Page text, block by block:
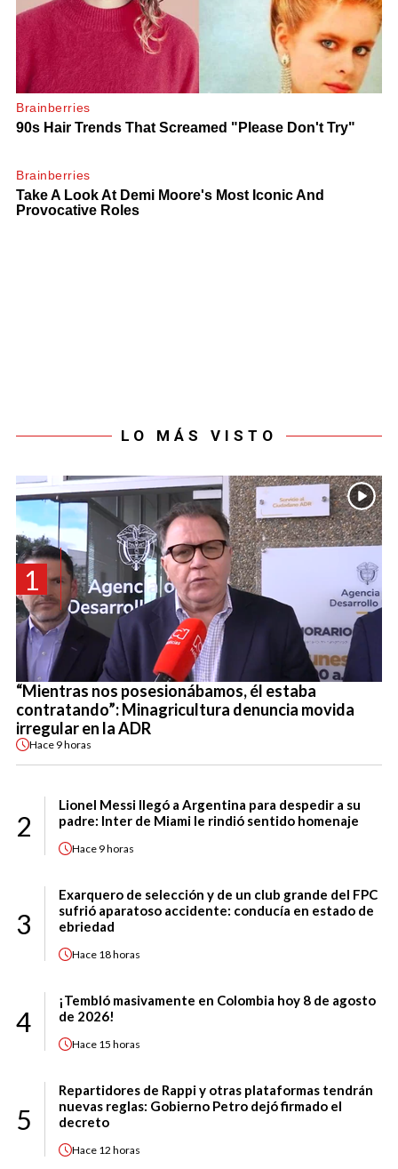
LO MÁS VISTO
1
“Mientras nos posesionábamos, él estaba
contratando”: Minagricultura denuncia movida
irregular en la ADR
Hace 9 horas
2
Lionel Messi llegó a Argentina para despedir a su
padre: Inter de Miami le rindió sentido homenaje
Hace 9 horas
3
Exarquero de selección y de un club grande del FPC
sufrió aparatoso accidente: conducía en estado de
ebriedad
Hace 18 horas
4
¡Tembló masivamente en Colombia hoy 8 de agosto
de 2026!
Hace 15 horas
5
Repartidores de Rappi y otras plataformas tendrán
nuevas reglas: Gobierno Petro dejó firmado el
decreto
Hace 12 horas